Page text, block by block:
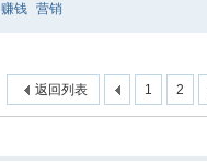
赚钱 营销
1 2
返回列表